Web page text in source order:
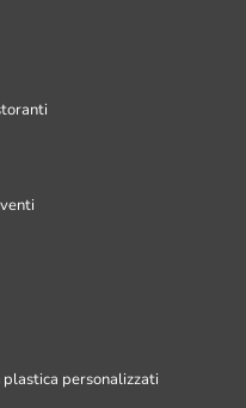
plastica personalizzati